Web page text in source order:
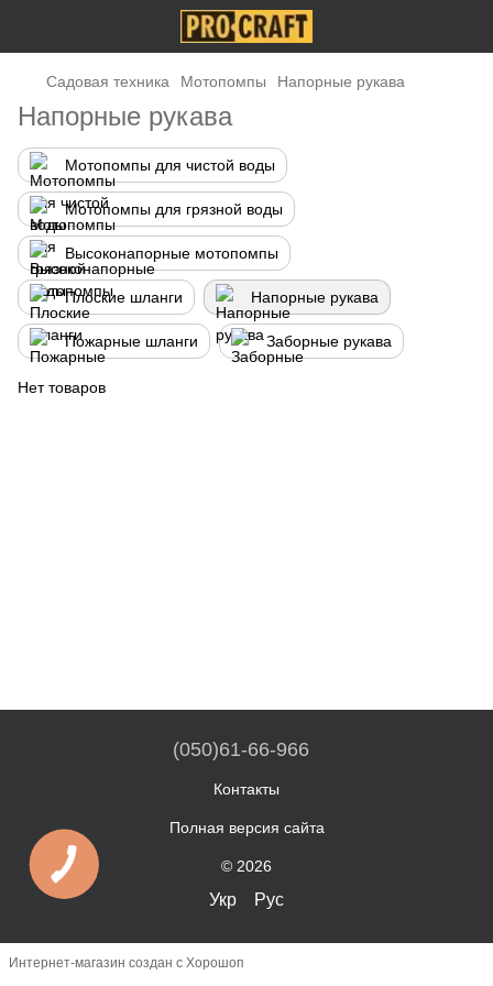
Садовая техника Мотопомпы Напорные рукава
Напорные рукава
Мотопомпы для чистой воды
Мотопомпы для грязной воды
Высоконапорные мотопомпы
Плоские шланги Напорные рукава
Пожарные шланги Заборные рукава
Нет товаров
(050)61-66-966
Контакты
Полная версия сайта
© 2026
Укр Рус
Интернет-магазин создан с Хорошоп